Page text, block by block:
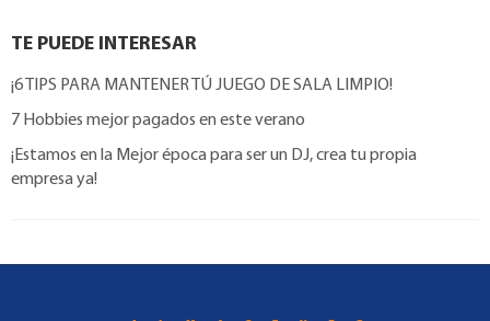
TE PUEDE INTERESAR
¡6 TIPS PARA MANTENER TÚ JUEGO DE SALA LIMPIO!
7 Hobbies mejor pagados en este verano
¡Estamos en la Mejor época para ser un DJ, crea tu propia
empresa ya!